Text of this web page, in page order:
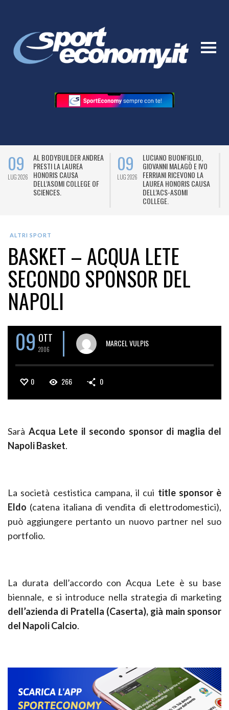
09
LUG 2026
AL BODYBUILDER ANDREA
PRESTI LA LAUREA
HONORIS CAUSA
DELL’ASOMI COLLEGE OF
SCIENCES.
09
LUG 2026
LUCIANO BUONFIGLIO,
GIOVANNI MALAGÒ E IVO
FERRIANI RICEVONO LA
LAUREA HONORIS CAUSA
DELL’ACS-ASOMI
COLLEGE.
ALTRI SPORT
BASKET – ACQUA LETE
SECONDO SPONSOR DEL
NAPOLI
09 OTT
2006
MARCEL VULPIS
0 266 0
Sarà Acqua Lete il secondo sponsor di maglia del
Napoli Basket.
La società cestistica campana, il cui title sponsor è
Eldo (catena italiana di vendita di elettrodomestici),
può aggiungere pertanto un nuovo partner nel suo
portfolio.
La durata dell’accordo con Acqua Lete è su base
biennale, e si introduce nella strategia di marketing
dell’azienda di Pratella (Caserta), già main sponsor
del Napoli Calcio.